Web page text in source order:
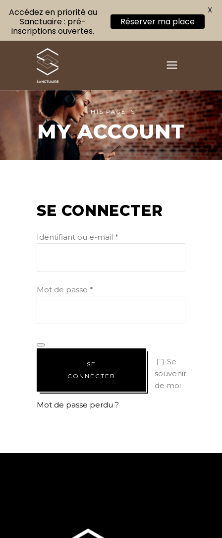
THIS PAGE IS
MY ACCOUNT
SE CONNECTER
Identifiant ou e-mail *
Mot de passe *
Se
souvenir
de moi
SE
CONNECTER
Mot de passe perdu ?
Accédez en priorité au
Sanctuaire : pré-
inscriptions ouvertes.
Réserver ma place
X